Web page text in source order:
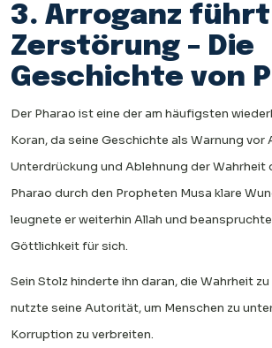
3. Arroganz
Zerstörung – Die
Geschichte von
Der Pharao ist eine der am häufigsten
Koran, da seine Geschichte als Warnung vor
Unterdrückung und Ablehnung der Wahrheit
Pharao durch den Propheten Musa klare
leugnete er weiterhin Allah und
Göttlichkeit für sich.
Sein Stolz hinderte ihn daran, die Wahrheit
nutzte seine Autorität, um Menschen zu
Korruption zu verbreiten.